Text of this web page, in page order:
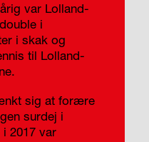
var Lolland-
i
i skak og
til Lolland-
sig at forære
surdej i
2017 var